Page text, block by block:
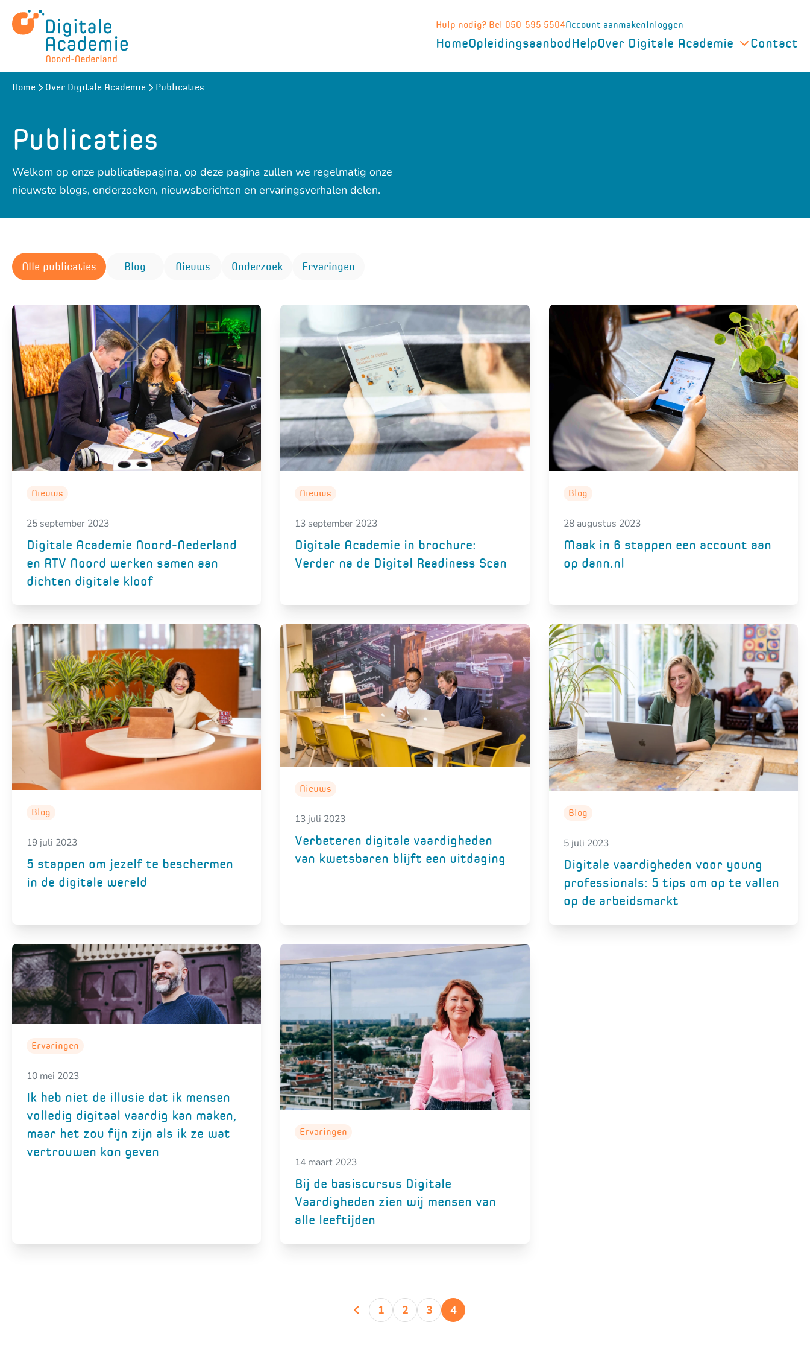
Naar
hoofdinhoud
Hulp nodig? Bel 050-595 5504Account aanmakenInloggen
HomeOpleidingsaanbodHelpOver Digitale Academie Contact
Home Over Digitale Academie Publicaties
Publicaties
Welkom op onze publicatiepagina, op deze pagina zullen we regelmatig onze
nieuwste blogs, onderzoeken, nieuwsberichten en ervaringsverhalen delen.
Alle publicaties Blog Nieuws Onderzoek Ervaringen
Nieuws
25 september 2023
Digitale Academie Noord-Nederland
en RTV Noord werken samen aan
dichten digitale kloof
Nieuws
13 september 2023
Digitale Academie in brochure:
Verder na de Digital Readiness Scan
Blog
28 augustus 2023
Maak in 6 stappen een account aan
op dann.nl
Blog
19 juli 2023
5 stappen om jezelf te beschermen
in de digitale wereld
Nieuws
13 juli 2023
Verbeteren digitale vaardigheden
van kwetsbaren blijft een uitdaging
Blog
5 juli 2023
Digitale vaardigheden voor young
professionals: 5 tips om op te vallen
op de arbeidsmarkt
Ervaringen
10 mei 2023
Ik heb niet de illusie dat ik mensen
volledig digitaal vaardig kan maken,
maar het zou fijn zijn als ik ze wat
vertrouwen kon geven
Ervaringen
14 maart 2023
Bij de basiscursus Digitale
Vaardigheden zien wij mensen van
alle leeftijden
1 2 3 4